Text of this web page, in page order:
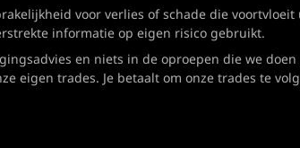
voor verlies of schade die
informatie op eigen risico gebruikt.
en niets in de oproepen die we
eigen trades. Je betaalt om onze trades te